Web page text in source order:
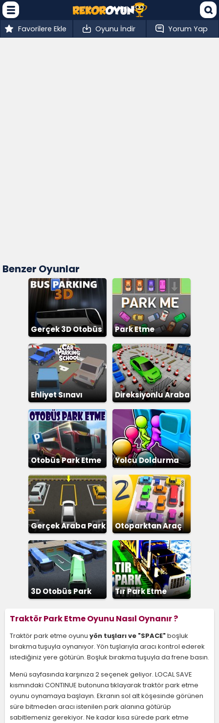
Favorilere Ekle Oyunu İndir Yorum Yap
Benzer Oyunlar
Gerçek 3D Otobüs
Park Etme
Bulmacası
Ehliyet Sınavı
Direksiyonlu Araba
Park Etme
Otobüs Park Etme Yolcu Doldurma
Gerçek Araba Park
Etme 2
Otoparktan Araç
Çıkarma 2
3D Otobüs Park
Tır Park Etme
Traktör Park Etme Oyunu Nasıl Oynanır ?
Traktör park etme oyunu yön tuşları ve "SPACE"boşluk
bırakma tuşuyla oynanıyor. Yön tuşlarıyla aracı kontrol ederek
istediğiniz yere götürün. Boşluk bırakma tuşuyla da frene basın.
Menü sayfasında karşınıza 2 seçenek geliyor. LOCAL SAVE
kısmındaki CONTINUE butonuna tıklayarak traktör park etme
oyunu oynamaya başlayın. Ekranın sol alt köşesinde görünen
süre bitmeden aracı istenilen park alanına götürüp
sabitlemeniz gerekiyor. Ne kadar kısa sürede park etme